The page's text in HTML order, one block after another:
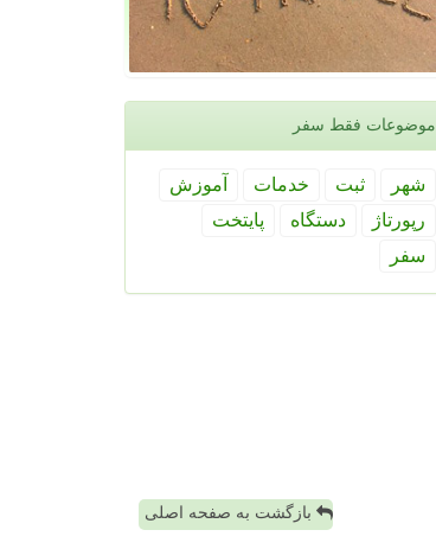
موضوعات فقط سفر
شهر ثبت خدمات
آموزش
رپورتاژ
دستگاه
پایتخت
سفر
بازگشت به صفحه اصلی